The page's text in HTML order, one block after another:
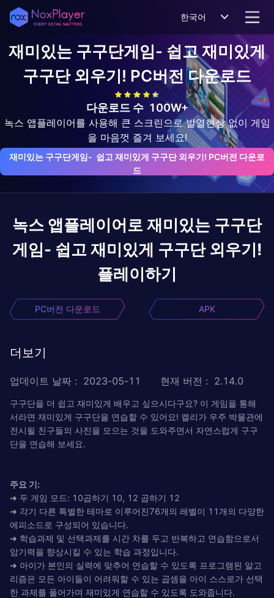
한국어
재미있는 구구단게임- 쉽고 재미있게
구구단 외우기! PC버전 다운로드
다운로드 수 100W+
녹스 앱플레이어를 사용해 큰 스크린으로 발열현상 없이 게임
을 마음껏 즐겨 보세요!
재미있는 구구단게임-  쉽고 재미있게 구구단 외우기! PC버전 다운로
드
녹스 앱플레이어로 재미있는 구구단
게임- 쉽고 재미있게 구구단 외우기!
플레이하기
PC버전 다운로드 APK
더보기
업데이트 날짜 : 2023-05-11 현재 버전 : 2.14.0
구구단을 더 쉽고 재미있게 배우고 싶으시다구요? 이 게임을 통해
서라면 재미있게 구구단을 연습할 수 있어요! 켈리가 우주 박물관에
전시될 친구들의 사진을 모으는 것을 도와주면서 자연스럽게 구구
단을 연습해 보세요.
주요 기:
➜ 두 게임 모드: 10곱하기 10, 12 곱하기 12
➜ 각기 다른 특별한 테마로 이루어진76개의 레벨이 11개의 다양한
에피소드로 구성되어 있습니다.
➜ 학습과제 및 선택과제를 시간 차를 두고 반복하고 연습함으로서
암기력을 향상시킬 수 있는 학습 과정입니다.
➜ 아이가 본인의 실력에 맞추어 연습할 수 있도록 프로그램된 알고
리즘은 모든 아이들이 어려워할 수 있는 곱셈을 아이 스스로가 선택
한 과제를 풀어가며 재미있게 연습할 수 있도록 도와줍니다.